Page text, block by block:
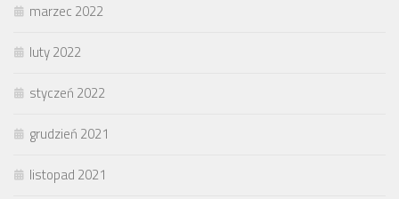
marzec 2022
luty 2022
styczeń 2022
grudzień 2021
listopad 2021